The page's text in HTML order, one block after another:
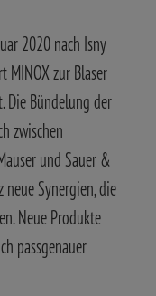
2020 nach Isny
MINOX zur Blaser
Die Bündelung der
zwischen
und Sauer &
Synergien, die
Neue Produkte
passgenauer